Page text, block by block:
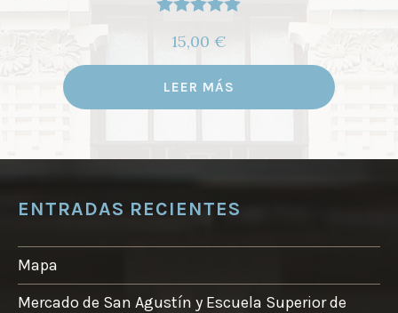
con5.00
5
15,00 €
LEER MÁS
ENTRADAS RECIENTES
Mapa
Mercado de San Agustín y Escuela Superior de